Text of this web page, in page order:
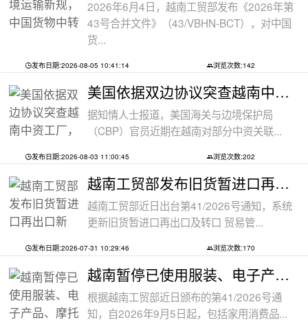
2026年6月4日，越南工贸部发布《2026年第
43号合并文件》（43/VBHN-BCT），对中国
货...
发布日期:2026-08-05 10:41:14 浏览次数:142
美国依据双边协议突查越南中资工厂，三
据知情人士报道，美国海关与边境保护局
（CBP）官员近期在越南对部分中资关联...
发布日期:2026-08-03 11:00:45 浏览次数:202
越南工贸部发布旧货暂进口再出口新规：
越南工贸部近日出台第41/2026号通知，系统
更新旧货暂进口再出口及转口 贸易管...
发布日期:2026-07-31 10:29:46 浏览次数:170
越南暂停已使用服装、电子产品、摩托车
根据越南工贸部近日颁布的第41/2026号通
知，自2026年9月5日起，包括家用消费品...